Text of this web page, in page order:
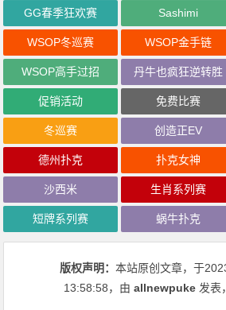
GG春季狂欢赛 Sashimi
WSOP冬巡赛 WSOP金手链
WSOP高手过招 丹牛也疯狂逆转胜
促销活动 免费比赛
冬巡赛 创造正EV
德州扑克 扑克女神
沙西米 生肖系列赛
短牌系列赛 蜗牛扑克
版权声明：本站原创文章，于
13:58:58，由allnewpuke 发表